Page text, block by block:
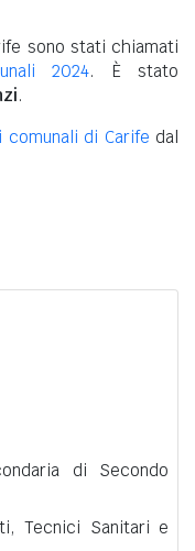
sono stati chiamati
2024. È stato
.
di Carife dal
di Secondo
Tecnici Sanitari e